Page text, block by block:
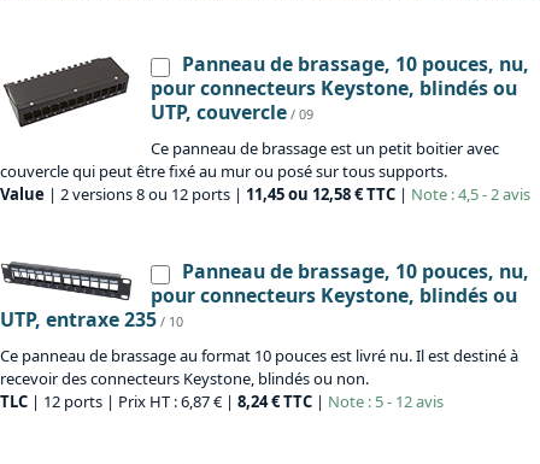
Panneau de brassage, 10 pouces, nu,
pour connecteurs Keystone, blindés ou
UTP, couvercle / 09
Ce panneau de brassage est un petit boitier avec
couvercle qui peut être fixé au mur ou posé sur tous supports.
Value | 2 versions 8 ou 12 ports | 11,45 ou 12,58 € TTC | Note : 4,5 - 2 avis
Panneau de brassage, 10 pouces, nu,
pour connecteurs Keystone, blindés ou
UTP, entraxe 235 / 10
Ce panneau de brassage au format 10 pouces est livré nu. Il est destiné à
recevoir des connecteurs Keystone, blindés ou non.
TLC | 12 ports | Prix HT : 6,87 € | 8,24 € TTC | Note : 5 - 12 avis